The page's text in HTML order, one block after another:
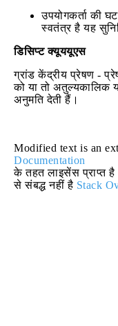
उपयोगकर्ता की
स्वतंत्र है यह
डिसिप्‍ट क्‍यूययूएस
ग्रांड केंद्रीय प्रेषण -
को या तो अतुल्यकालिक
अनुमति देती हैं।
Modified text is an
Documentation
के तहत लाइसेंस प्राप्त है
से संबद्ध नहीं है Stack